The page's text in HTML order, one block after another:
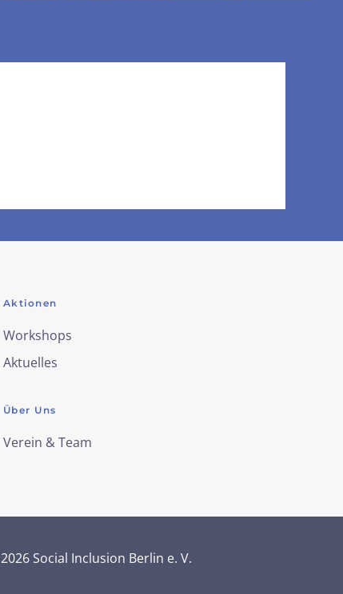
Aktionen
Workshops
Aktuelles
Über Uns
Verein & Team
2026Social Inclusion Berlin e. V.